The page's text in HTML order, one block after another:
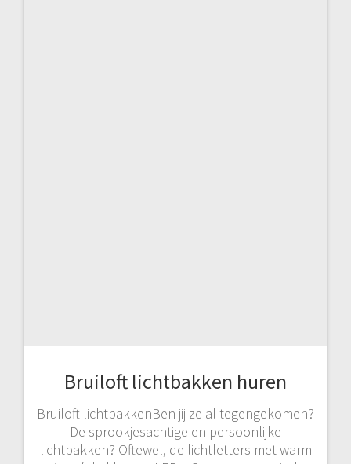
Bruiloft lichtbakken huren
Bruiloft lichtbakkenBen jij ze al tegengekomen?
De sprookjesachtige en persoonlijke
lichtbakken? Oftewel, de lichtletters met warm